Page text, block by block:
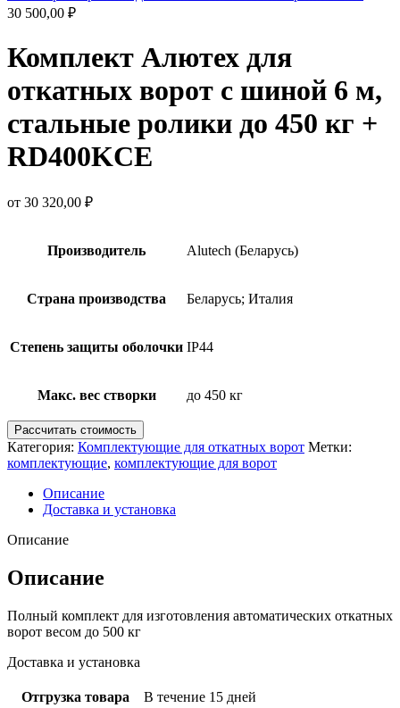
30 500,00 ₽
Комплект Алютех для
откатных ворот с шиной 6 м,
стальные ролики до 450 кг +
RD400KCE
от 30 320,00 ₽
Производитель Alutech (Беларусь)
Страна производства Беларусь; Италия
Степень защиты оболочки IP44
Макс. вес створки до 450 кг
Рассчитать стоимость
Категория: Комплектующие для откатных ворот Метки:
комплектующие, комплектующие для ворот
Описание
Доставка и установка
Описание
Описание
Полный комплект для изготовления автоматических откатных
ворот весом до 500 кг
Доставка и установка
Отгрузка товара
В течение 15 дней